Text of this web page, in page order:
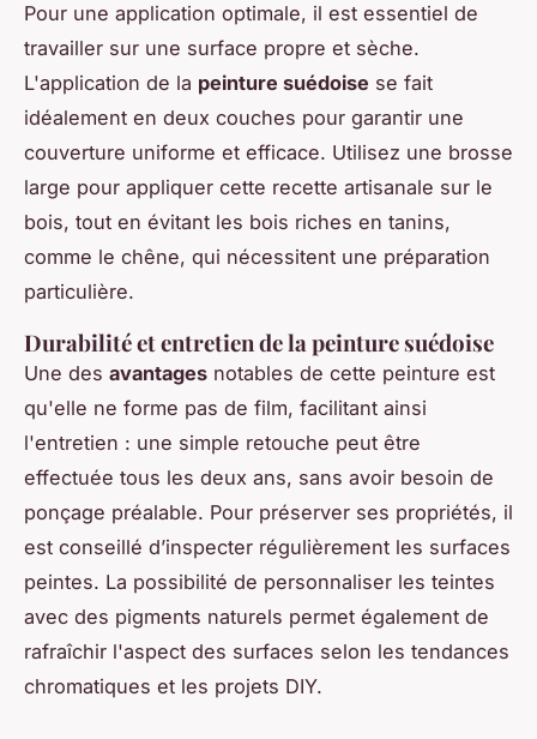
Pour une application optimale, il est essentiel de
travailler sur une surface propre et sèche.
L'application de la peinture suédoise se fait
idéalement en deux couches pour garantir une
couverture uniforme et efficace. Utilisez une brosse
large pour appliquer cette recette artisanale sur le
bois, tout en évitant les bois riches en tanins,
comme le chêne, qui nécessitent une préparation
particulière.
Durabilité et entretien de la peinture suédoise
Une des avantages notables de cette peinture est
qu'elle ne forme pas de film, facilitant ainsi
l'entretien : une simple retouche peut être
effectuée tous les deux ans, sans avoir besoin de
ponçage préalable. Pour préserver ses propriétés, il
est conseillé d’inspecter régulièrement les surfaces
peintes. La possibilité de personnaliser les teintes
avec des pigments naturels permet également de
rafraîchir l'aspect des surfaces selon les tendances
chromatiques et les projets DIY.